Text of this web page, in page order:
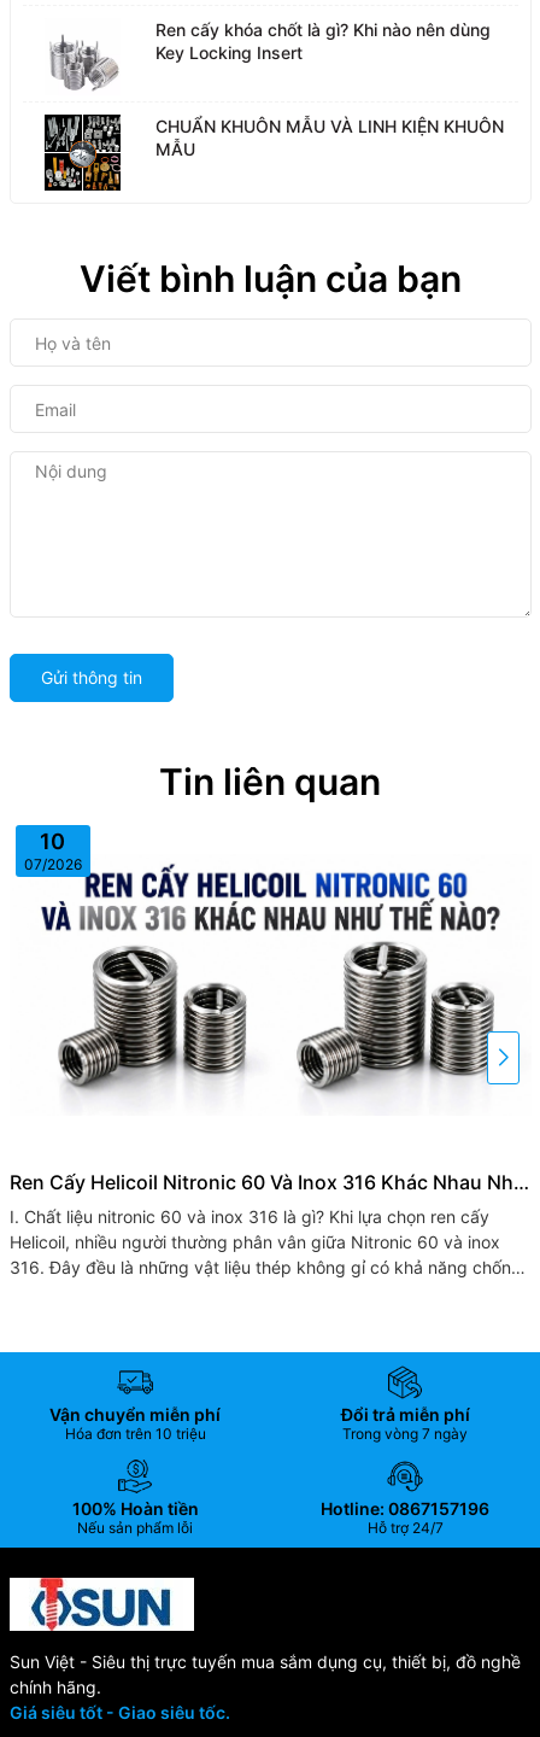
Ren cấy khóa chốt là gì? Khi nào nên dùng
Key Locking Insert
CHUẨN KHUÔN MẪU VÀ LINH KIỆN KHUÔN
MẪU
Viết bình luận của bạn
Gửi thông tin
Tin liên quan
10
07/2026
Ren Cấy Helicoil Nitronic 60 Và Inox 316 Khác Nhau Như
Thế Nào?
I. Chất liệu nitronic 60 và inox 316 là gì? Khi lựa chọn ren cấy
Helicoil, nhiều người thường phân vân giữa Nitronic 60 và inox
316. Đây đều là những vật liệu thép không gỉ có khả năng chống
Vận chuyển miễn phí
Hóa đơn trên 10 triệu
Đổi trả miễn phí
Trong vòng 7 ngày
100% Hoàn tiền
Nếu sản phẩm lỗi
Hotline: 0867157196
Hỗ trợ 24/7
Sun Việt - Siêu thị trực tuyến mua sắm dụng cụ, thiết bị, đồ nghề
chính hãng.
Giá siêu tốt - Giao siêu tốc.